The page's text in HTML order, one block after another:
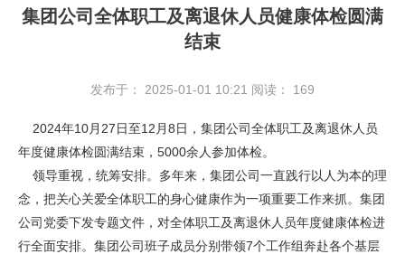
集团公司全体职工及离退休人员健康体检圆满
结束
发布于： 2025-01-01 10:21 阅读： 169
2024年10月27日至12月8日，集团公司全体职工及离退休人员
年度健康体检圆满结束，5000余人参加体检。
领导重视，统筹安排。多年来，集团公司一直践行以人为本的理
念，把关心关爱全体职工的身心健康作为一项重要工作来抓。集团
公司党委下发专题文件，对全体职工及离退休人员年度健康体检进
行全面安排。集团公司班子成员分别带领7个工作组奔赴各个基层